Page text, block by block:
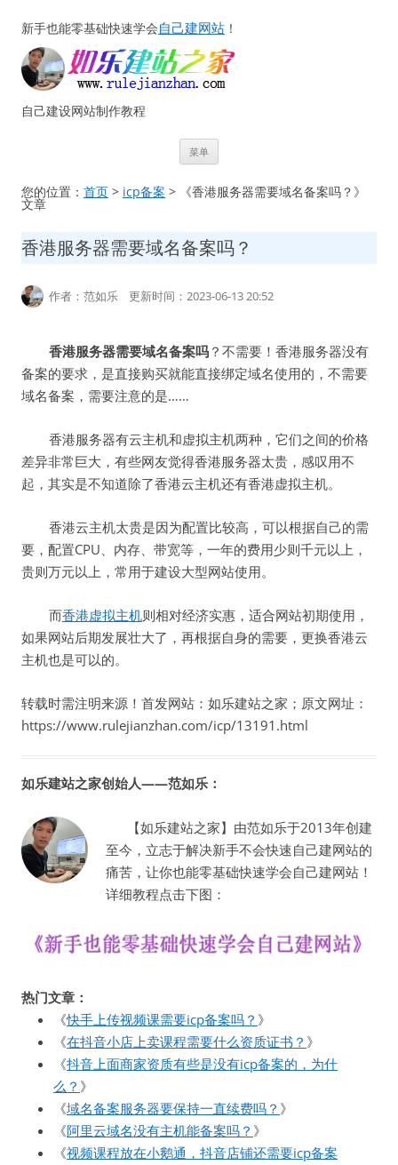
新手也能零基础快速学会自己建网站 ！
自己建设网站制作教程
菜单
文
您的位置： 首页 > icp备案 > 《香港服务器需要域名备案吗？》
文章
香港服务器需要域名备案吗？
作者：范如乐 更新时间：2023-06-13 20:52
香港服务器需要域名备案吗？不需要！香港服务器没有
备案的要求，是直接购买就能直接绑定域名使用的，不需要
域名备案，需要注意的是……
香港服务器有云主机和虚拟主机两种，它们之间的价格
差异非常巨大，有些网友觉得香港服务器太贵，感叹用不
起，其实是不知道除了香港云主机还有香港虚拟主机。
香港云主机太贵是因为配置比较高，可以根据自己的需
要，配置CPU、内存、带宽等，一年的费用少则千元以上，
贵则万元以上，常用于建设大型网站使用。
而香港虚拟主机则相对经济实惠，适合网站初期使用，
如果网站后期发展壮大了，再根据自身的需要，更换香港云
主机也是可以的。
转载时需注明来源！首发网站：如乐建站之家；原文网址：
https://www.rulejianzhan.com/icp/13191.html
如乐建站之家创始人——范如乐：
【如乐建站之家】由范如乐于2013年创建
至今，立志于解决新手不会快速自己建网站的
痛苦，让你也能零基础快速学会自己建网站！
详细教程点击下图：
热门文章：
《快手上传视频课需要icp备案吗？ 》
《在抖音小店上卖课程需要什么资质证书？ 》
《抖音上面商家资质有些是没有icp备案的，为什
么？ 》
《域名备案服务器要保持一直续费吗？ 》
《阿里云域名没有主机能备案吗？ 》
《视频课程放在小鹅通，抖音店铺还需要icp备案